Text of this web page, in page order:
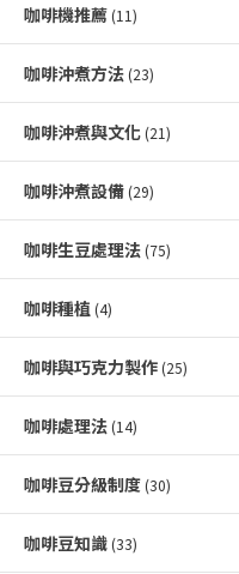
咖啡機推薦 (11)
咖啡沖煮方法 (23)
咖啡沖煮與文化 (21)
咖啡沖煮設備 (29)
咖啡生豆處理法 (75)
咖啡種植 (4)
咖啡與巧克力製作 (25)
咖啡處理法 (14)
咖啡豆分級制度 (30)
咖啡豆知識 (33)